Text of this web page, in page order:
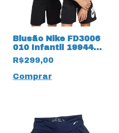
Blusão Nike FD3006
010 Infantil 19944
Manga Longa
R$299,00
Comprar